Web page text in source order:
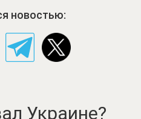
новостью:
Украине?